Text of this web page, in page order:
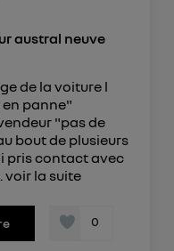
austral neuve
de la voiture l
panne"
"pas de
bout de plusieurs
pris contact avec
voir la suite
0